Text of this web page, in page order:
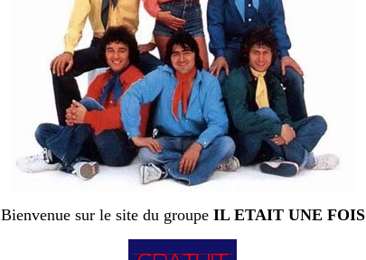
Bienvenue sur le site du groupeIL ETAIT UNE FOIS